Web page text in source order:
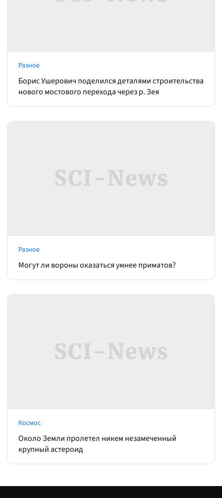
Разное
Борис Ушерович поделился деталями строительства
нового мостового перехода через р. Зея
Разное
Могут ли вороны оказаться умнее приматов?
Космос
Около Земли пролетел никем незамеченный
крупный астероид